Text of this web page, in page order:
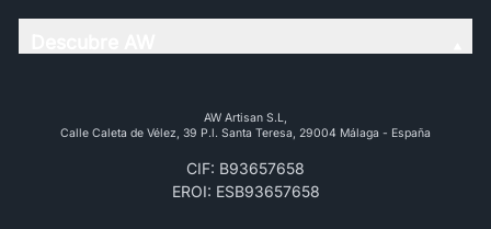
AW Artisan S.L,
Calle Caleta de Vélez, 39 P.l. Santa Teresa, 29004 Málaga - España
CIF: B93657658
EROI: ESB93657658